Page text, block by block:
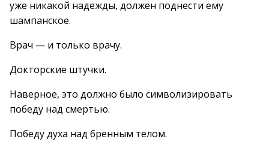
уже никакой надежды, должен поднести ему
шампанское.
Врач — и только врачу.
Докторские штучки.
Наверное, это должно было символизировать
победу над смертью.
Победу духа над бренным телом.